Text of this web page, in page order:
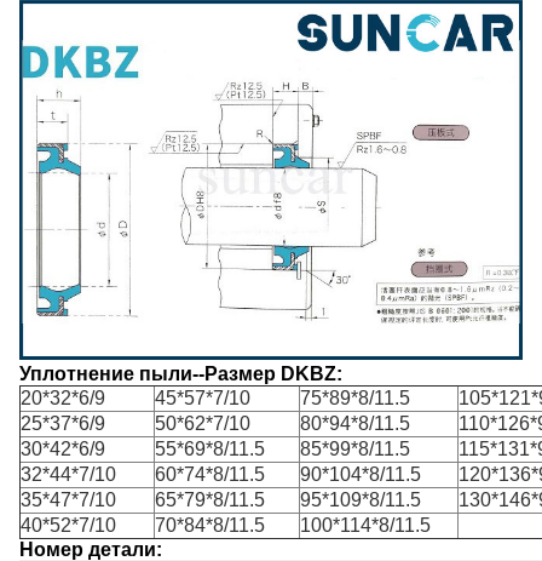
Уплотнение пыли--Размер DKBZ:
20*32*6/9
45*57*7/10 75*89*8/11.5
25*37*6/9
50*62*7/10 80*94*8/11.5
30*42*6/9
55*69*8/11.5 85*99*8/11.5
32*44*7/10
60*74*8/11.5 90*104*8/11.5
35*47*7/10
65*79*8/11.5 95*109*8/11.5
40*52*7/10
70*84*8/11.5
100*114*8/11.5
Номер детали: